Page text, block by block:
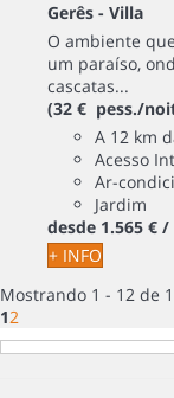
Gerês - Villa
O ambiente
um paraíso,
cascatas...
(32 € pess./
A 12 km
Acesso
Ar-
Jardim
desde 1.565 € /
+ INFO
Mostrando 1 - 12 de
12